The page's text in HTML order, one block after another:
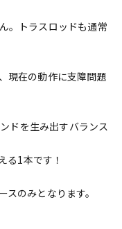
。トラスロッドも通常
現在の動作に支障問題
ドを生み出すバランス
1本です！
のみとなります。